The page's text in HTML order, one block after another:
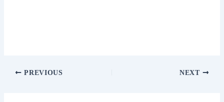
PREVIOUS NEXT